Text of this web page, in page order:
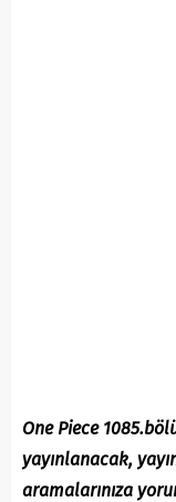
One Piece
yayınlanacak,
aramalarınıza